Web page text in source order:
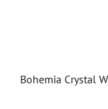
Bohemia Crystal